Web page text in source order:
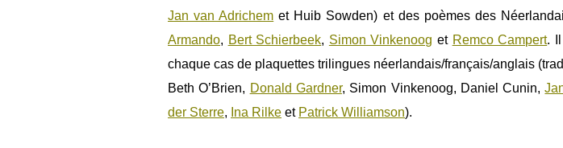
Jan van Adrichem et Huib Sowden) et des poèmes des
Armando, Bert Schierbeek, Simon Vinkenoog et Remco Campert. Il
chaque cas de plaquettes trilingues néerlandais/français/anglais
Beth O’Brien, Donald Gardner, Simon Vinkenoog, Daniel Cunin,
der Sterre, Ina Rilke et Patrick Williamson).